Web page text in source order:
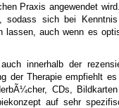
Praxis angewendet
sodass sich bei
lassen, auch wenn es
innerhalb der
der Therapie empfiehlt
CDs,
auf sehr